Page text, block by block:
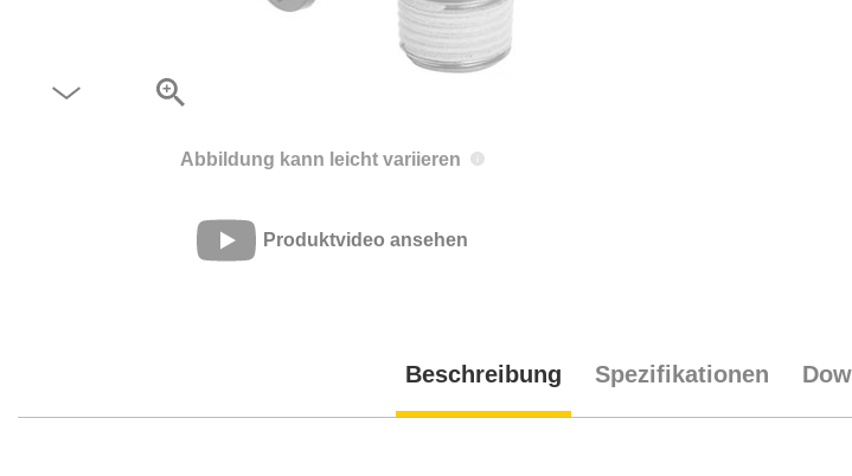
Abbildung kann leicht variieren
Produktvideo ansehen
Beschreibung Spezifikationen